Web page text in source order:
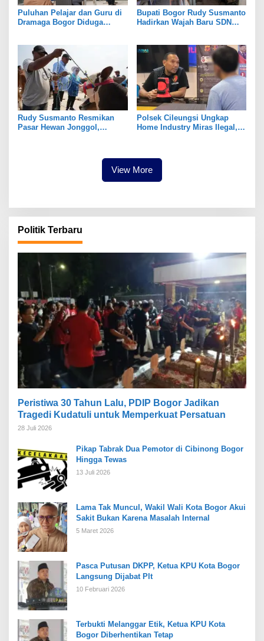
Puluhan Pelajar dan Guru di
Dramaga Bogor Diduga
Bupati Bogor Rudy Susmanto
Hadirkan Wajah Baru SDN
Pembangunan
Rudy Susmanto Resmikan
Pasar Hewan Jonggol,
Polsek Cileungsi Ungkap
Home Industry Miras Ilegal,
View More
Politik Terbaru
Peristiwa 30 Tahun Lalu, PDIP Bogor Jadikan
Tragedi Kudatuli untuk Memperkuat Persatuan
28 Juli 2026
Pikap Tabrak Dua Pemotor di Cibinong Bogor
Hingga Tewas
13 Juli 2026
Lama Tak Muncul, Wakil Wali Kota Bogor Akui
Sakit Bukan Karena Masalah Internal
5 Maret 2026
Pasca Putusan DKPP, Ketua KPU Kota Bogor
Langsung Dijabat Plt
10 Februari 2026
Terbukti Melanggar Etik, Ketua KPU Kota
Bogor Diberhentikan Tetap